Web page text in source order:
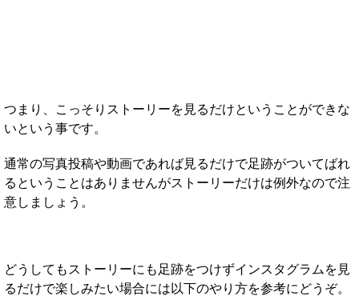
つまり、こっそりストーリーを見るだけということができな
いという事です。
通常の写真投稿や動画であれば見るだけで足跡がついてばれ
るということはありませんがストーリーだけは例外なので注
意しましょう。
どうしてもストーリーにも足跡をつけずインスタグラムを見
るだけで楽しみたい場合には以下のやり方を参考にどうぞ。